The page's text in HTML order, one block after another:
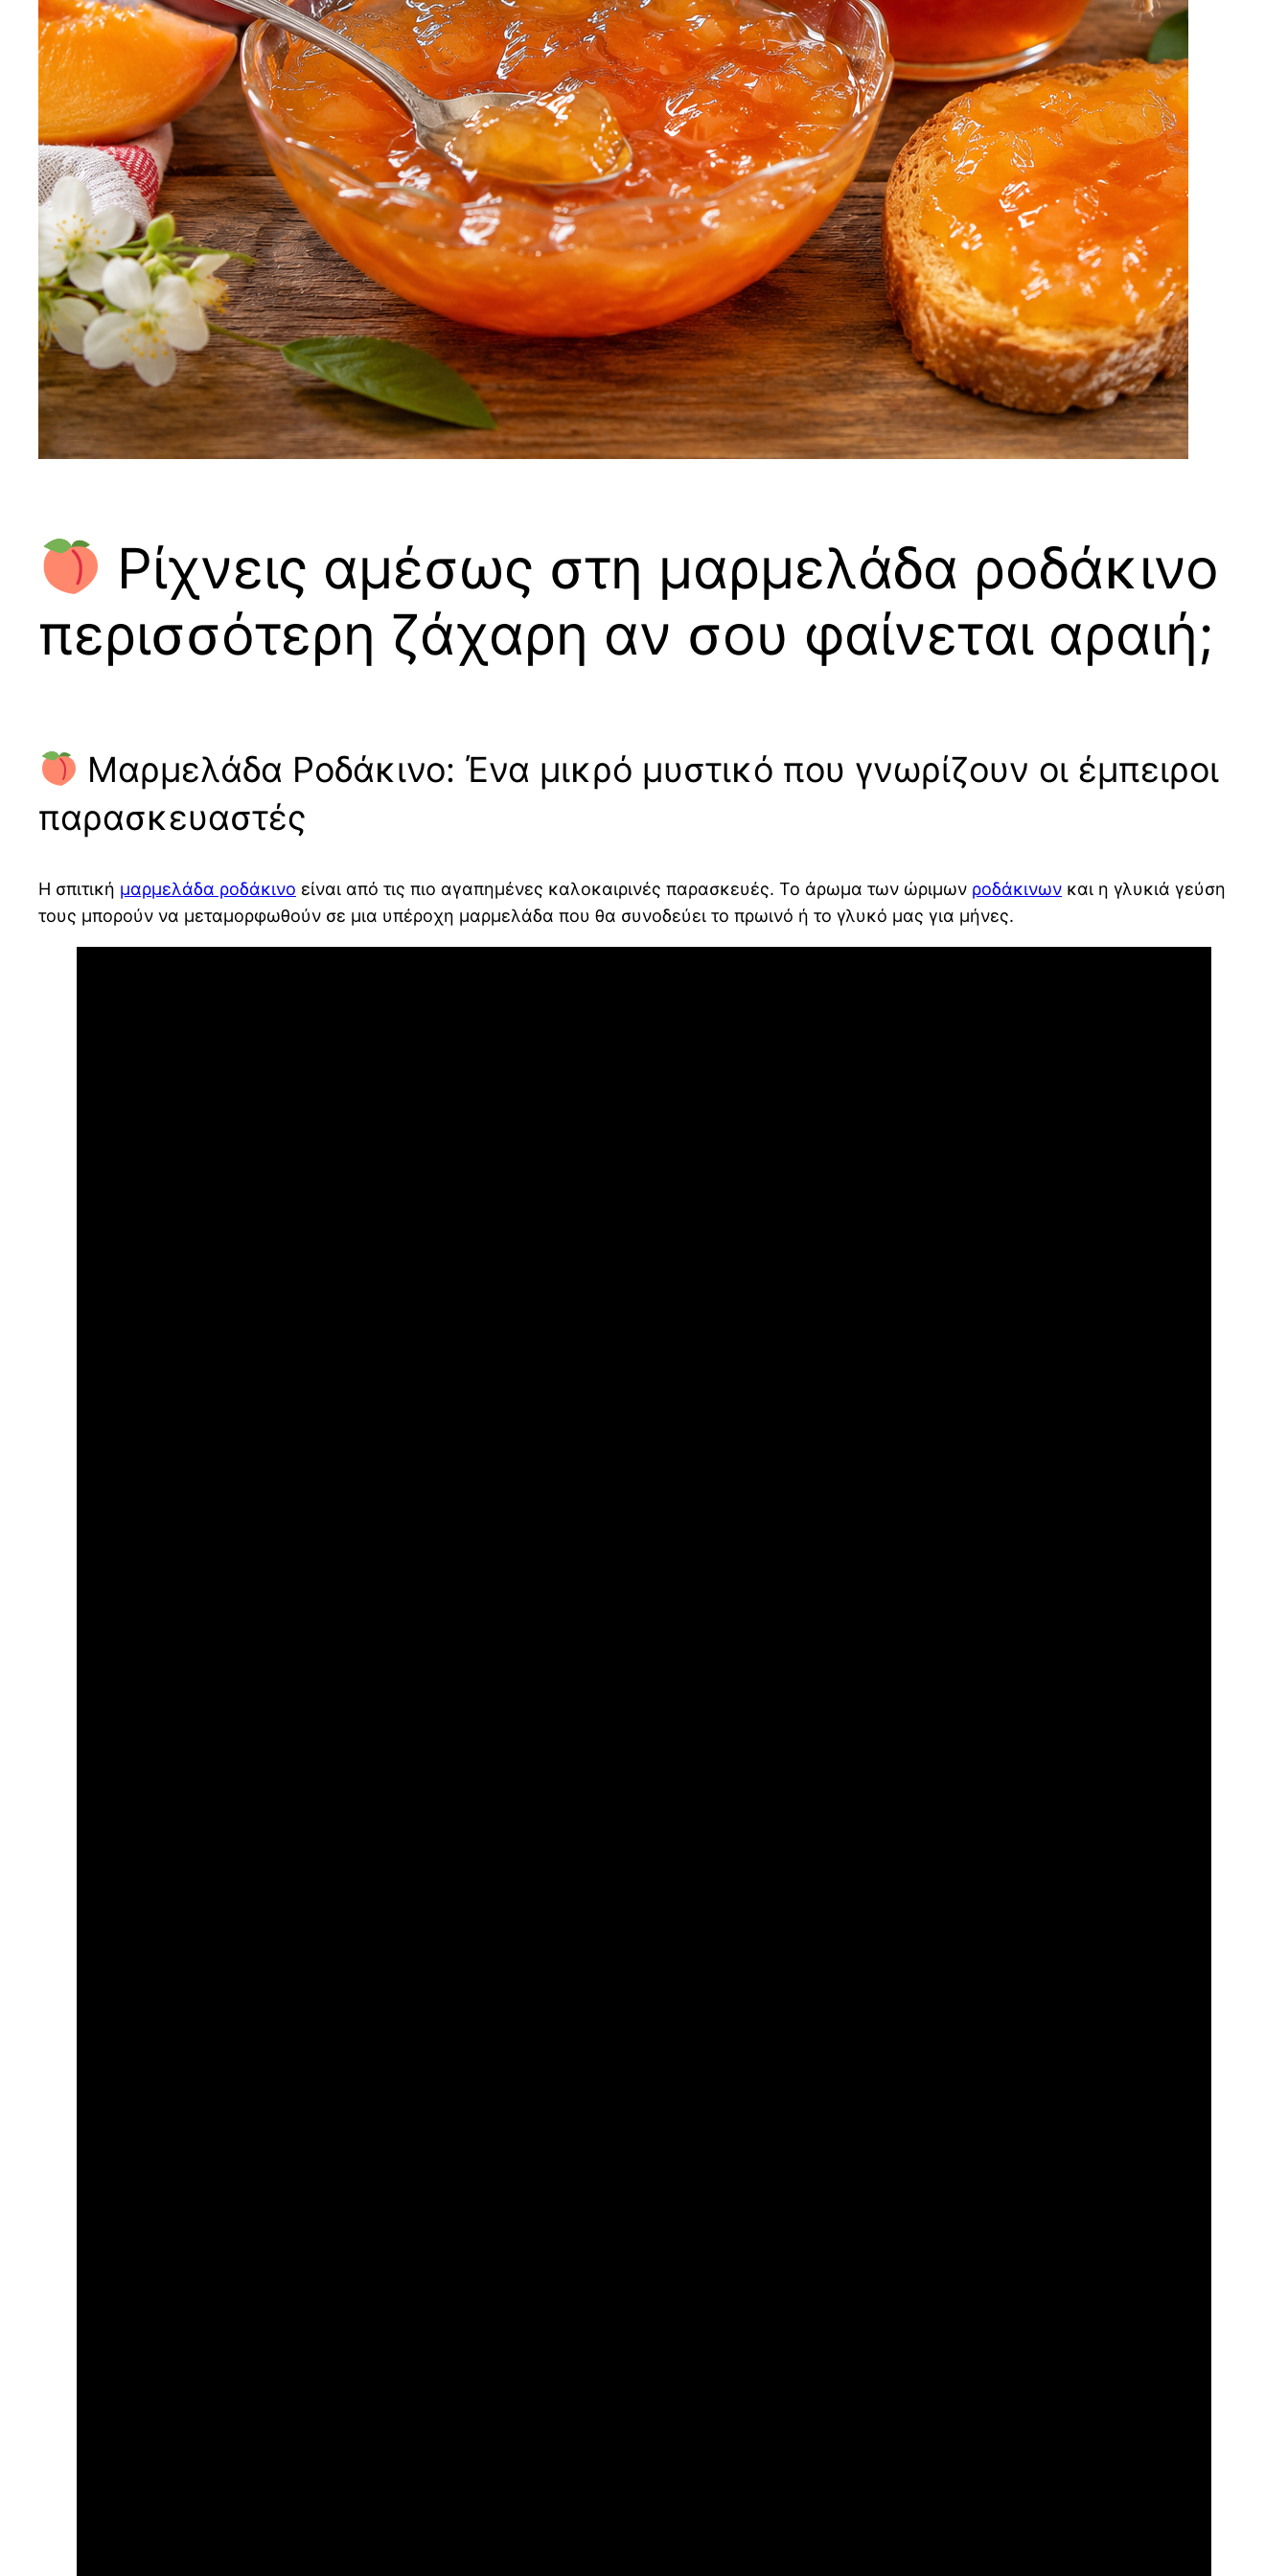
Ρίχνεις αμέσως στη μαρμελάδα ροδάκινο
περισσότερη ζάχαρη αν σου φαίνεται αραιή;
Μαρμελάδα Ροδάκινο: Ένα μικρό μυστικό που γνωρίζουν οι έμπειροι
παρασκευαστές
Η σπιτική μαρμελάδα ροδάκινο είναι από τις πιο αγαπημένες καλοκαιρινές παρασκευές. Το άρωμα των ώριμων ροδάκινων και η γλυκιά γεύση
τους μπορούν να μεταμορφωθούν σε μια υπέροχη μαρμελάδα που θα συνοδεύει το πρωινό ή το γλυκό μας για μήνες.